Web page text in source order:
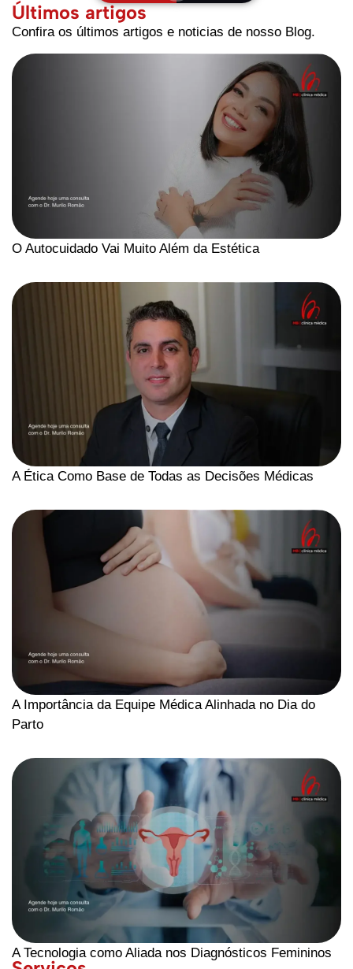
Últimos artigos
Confira os últimos artigos e noticias de nosso Blog.
O Autocuidado Vai Muito Além da Estética
A Ética Como Base de Todas as Decisões Médicas
A Importância da Equipe Médica Alinhada no Dia do
Parto
A Tecnologia como Aliada nos Diagnósticos Femininos